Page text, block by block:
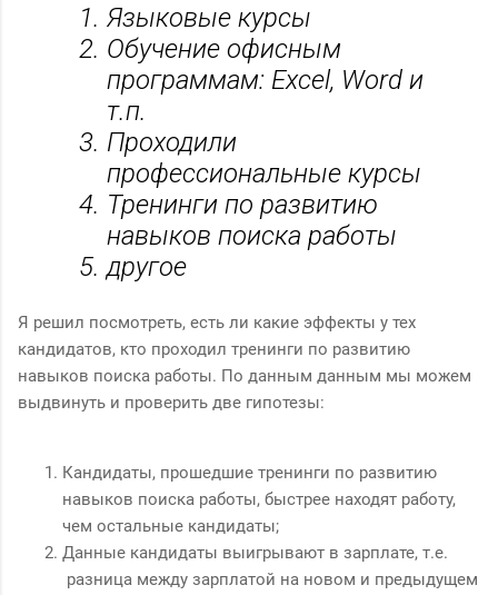
Языковые курсы
Обучение офисным
программам: Excel, Word и
т.п.
Проходили
профессиональные курсы
Тренинги по развитию
навыков поиска работы
другое
Я решил посмотреть, есть ли какие эффекты у тех
кандидатов, кто проходил тренинги по развитию
навыков поиска работы. По данным данным мы можем
выдвинуть и проверить две гипотезы:
Кандидаты, прошедшие тренинги по развитию
навыков поиска работы, быстрее находят работу,
чем остальные кандидаты;
Данные кандидаты выигрывают в зарплате, т.е.
разница между зарплатой на новом и предыдущем